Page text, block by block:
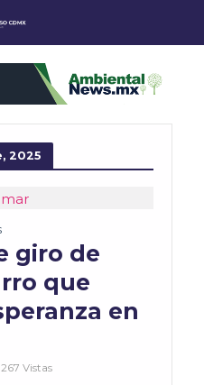
2025
giro de
que
en
267 Vistas